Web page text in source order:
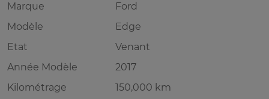
Marque
Ford
Modèle
Edge
Etat
Venant
Année Modèle
2017
Kilométrage
150,000 km